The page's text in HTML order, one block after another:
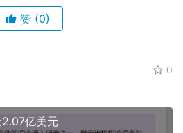
赞 (0)
0
亿美元